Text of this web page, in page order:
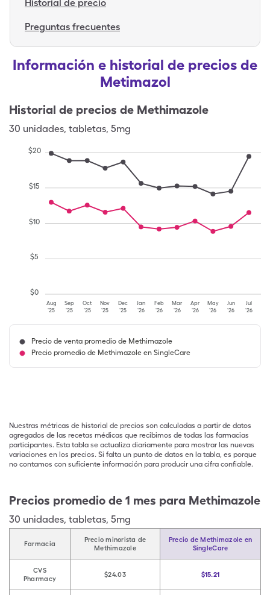
Historial de precio
Preguntas frecuentes
Información e historial de precios de
Metimazol
Historial de precios de Methimazole
30 unidades, tabletas, 5mg
Aug
'25
Sep
'25
Oct
'25
Nov
'25
Dec
'25
Jan
'26
Feb
'26
Mar
'26
Apr
'26
May
'26
Jun
'26
Jul
'26
$0
$5
$10
$15
$20
Precio de venta promedio de Methimazole
Precio promedio de Methimazole en SingleCare
Nuestras métricas de historial de precios son calculadas a partir de datos
agregados de las recetas médicas que recibimos de todas las farmacias
participantes. Esta tabla se actualiza diariamente para mostrar las nuevas
variaciones en los precios. Si falta un punto de datos en la tabla, es porque
no contamos con suficiente información para producir una cifra confiable.
Precios promedio de 1 mes para Methimazole
30 unidades, tabletas, 5mg
Farmacia
Precio minorista de
Methimazole
Precio de Methimazole en
SingleCare
CVS
Pharmacy
$24.03 $15.21